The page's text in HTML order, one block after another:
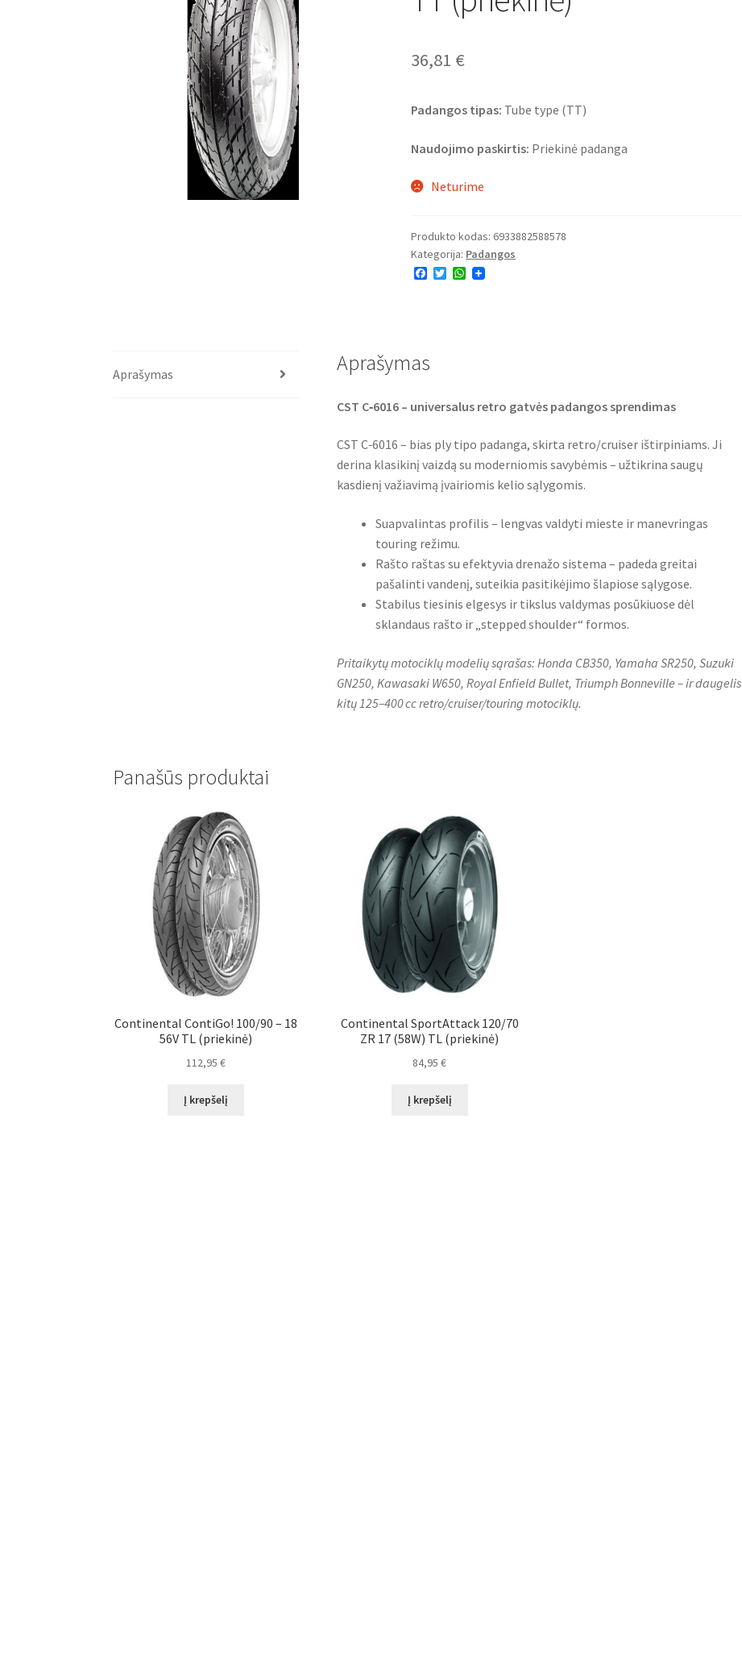
36,81 €
Padangos tipas: Tube type (TT)
Naudojimo paskirtis: Priekinė padanga
Neturime
Produkto kodas: 6933882588578
Kategorija: Padangos
F
k
T
W
Aprašymas Aprašymas
CST C‑6016 – universalus retro gatvės padangos sprendimas
CST C‑6016 – bias ply tipo padanga, skirta retro/cruiser ištirpiniams. Ji
derina klasikinį vaizdą su moderniomis savybėmis – užtikrina saugų
kasdienį važiavimą įvairiomis kelio sąlygomis.
Suapvalintas profilis – lengvas valdyti mieste ir manevringas
touring režimu.
Rašto raštas su efektyvia drenažo sistema – padeda greitai
pašalinti vandenį, suteikia pasitikėjimo šlapiose sąlygose.
Stabilus tiesinis elgesys ir tikslus valdymas posūkiuose dėl
sklandaus rašto ir „stepped shoulder“ formos.
Pritaikytų motociklų modelių sąrašas: Honda CB350, Yamaha SR250, Suzuki
GN250, Kawasaki W650, Royal Enfield Bullet, Triumph Bonneville – ir daugelis
kitų 125–400 cc retro/cruiser/touring motociklų.
Panašūs produktai
Continental ContiGo! 100/90 – 18
56V TL (priekinė)
112,95€
Į krepšelį
Continental SportAttack 120/70
ZR 17 (58W) TL (priekinė)
84,95€
Į krepšelį